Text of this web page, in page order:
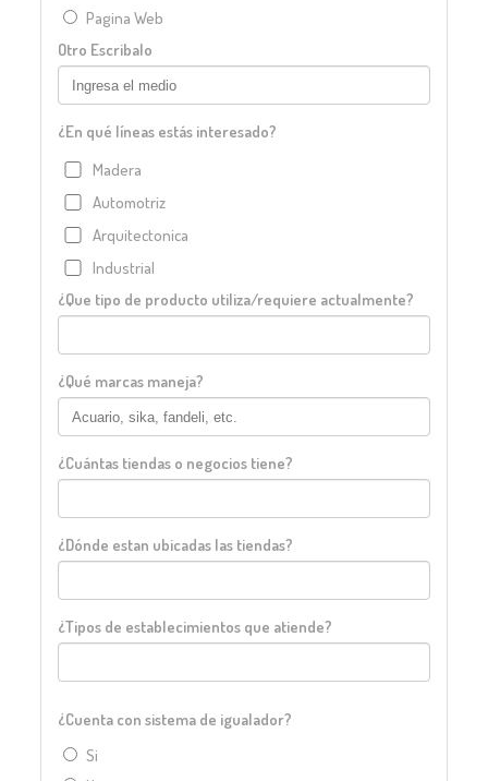
Pagina Web
Otro Escribalo
¿En qué líneas estás interesado?
Madera
Automotriz
Arquitectonica
Industrial
¿Que tipo de producto utiliza/requiere actualmente?
¿Qué marcas maneja?
¿Cuántas tiendas o negocios tiene?
¿Dónde estan ubicadas las tiendas?
¿Tipos de establecimientos que atiende?
¿Cuenta con sistema de igualador?
Si